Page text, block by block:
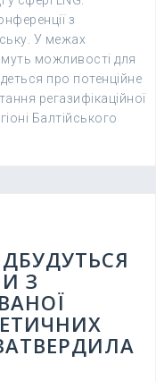
з
У межах
можливості для
про потенційне
регазифікаційної
Балтійського
З